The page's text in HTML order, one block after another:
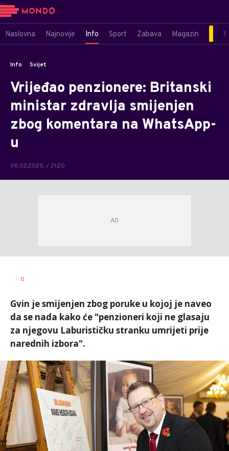
Naslovna Najnovije Info Sport Zabava Magazin
Info Svijet
Vrijeđao penzionere: Britanski
ministar zdravlja smijenjen
zbog komentara na WhatsApp-
u
08.02.2025. / 21:20
0
Gvin je smijenjen zbog poruke u kojoj je naveo
da se nada kako će "penzioneri koji ne glasaju
za njegovu Laburističku stranku umrijeti prije
narednih izbora".